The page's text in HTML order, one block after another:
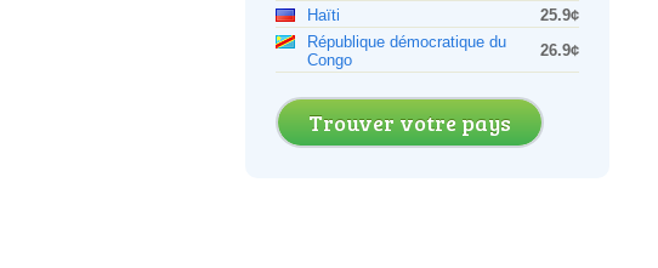
Haïti
25.9¢
République démocratique du
Congo
26.9¢
Trouver votre pays